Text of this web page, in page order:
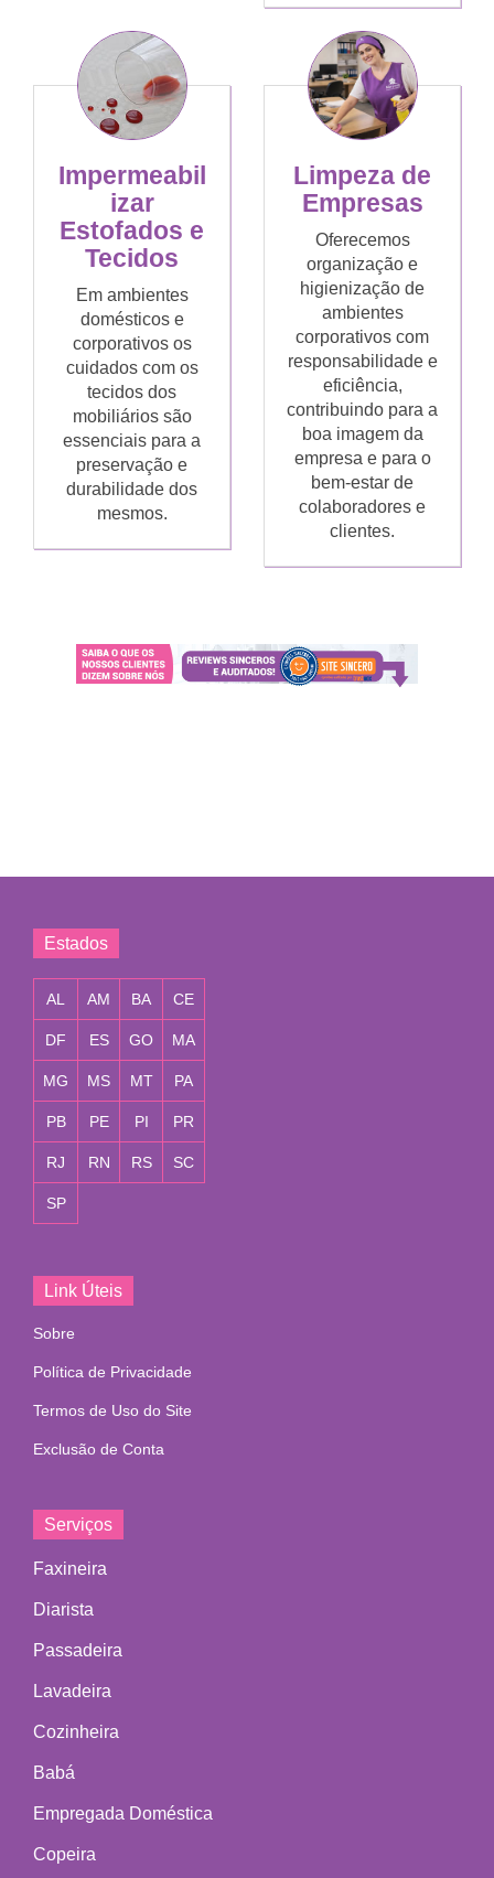
Impermeabil
izar
Estofados e
Tecidos
Em ambientes
domésticos e
corporativos os
cuidados com os
tecidos dos
mobiliários são
essenciais para a
preservação e
durabilidade dos
mesmos.
Limpeza de
Empresas
Oferecemos
organização e
higienização de
ambientes
corporativos com
responsabilidade e
eficiência,
contribuindo para a
boa imagem da
empresa e para o
bem-estar de
colaboradores e
clientes.
Estados
AL AM BA CE
DF ES GO MA
MG MS MT PA
PB PE PI PR
RJ RN RS SC
SP
Link Úteis
Sobre
Política de Privacidade
Termos de Uso do Site
Exclusão de Conta
Serviços
Faxineira
Diarista
Passadeira
Lavadeira
Cozinheira
Babá
Empregada Doméstica
Copeira